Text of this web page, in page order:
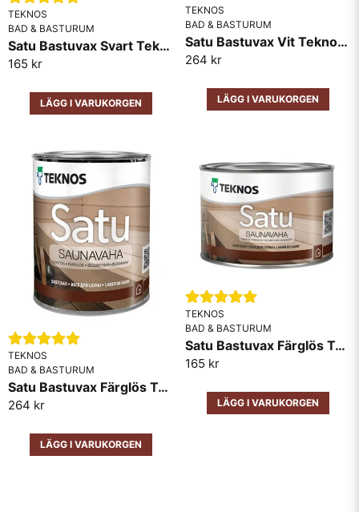
TEKNOS
BAD & BASTURUM
Satu Bastuvax Svart Teknos 0,45L
165 kr
LÄGG I VARUKORGEN
TEKNOS
BAD & BASTURUM
Satu Bastuvax Vit Teknos 0,9L
264 kr
LÄGG I VARUKORGEN
TEKNOS
BAD & BASTURUM
Satu Bastuvax Färglös Teknos 0,9L
264 kr
LÄGG I VARUKORGEN
TEKNOS
BAD & BASTURUM
Satu Bastuvax Färglös Teknos 0,45L
165 kr
LÄGG I VARUKORGEN
Hej. Ja, men den kommer slitas fort på de ytor man går
på. MVH Robert
hur många kvm räcker en liter till?
mvh
robert